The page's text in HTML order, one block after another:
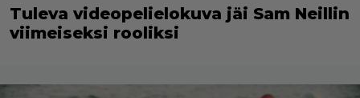
Tuleva videopelielokuva jäi Sam Neillin
viimeiseksi rooliksi